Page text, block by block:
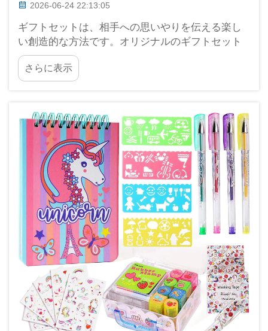
2026-06-24 22:13:05
ギフトセットは、相手への思いやりを伝える楽し
い創造的な方法です。オリジナルのギフトセット
を作成する際には、その人の興味や必要に応じた
アイテムを選ぶことができます。これは、多くの
企業が顧客の注目を引こうと躍起になっている忙
さらに表示